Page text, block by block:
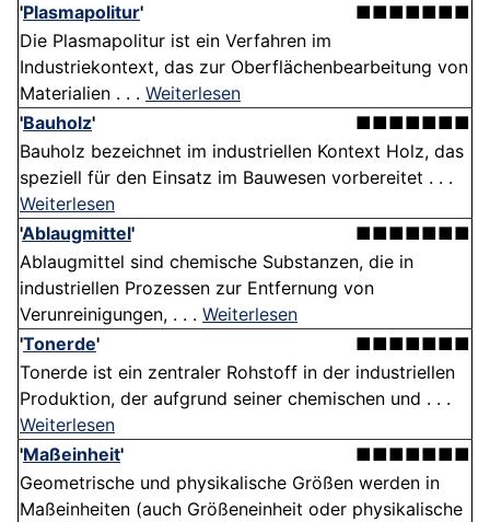
'Plasmapolitur'
■■■■■■■
Die Plasmapolitur ist ein Verfahren im
Industriekontext, das zur Oberflächenbearbeitung von
Materialien . . . Weiterlesen
'Bauholz'
■■■■■■■
Bauholz bezeichnet im industriellen Kontext Holz, das
speziell für den Einsatz im Bauwesen vorbereitet . . .
Weiterlesen
'Ablaugmittel'
■■■■■■■
Ablaugmittel sind chemische Substanzen, die in
industriellen Prozessen zur Entfernung von
Verunreinigungen, . . . Weiterlesen
'Tonerde'
■■■■■■■
Tonerde ist ein zentraler Rohstoff in der industriellen
Produktion, der aufgrund seiner chemischen und . . .
Weiterlesen
'Maßeinheit'
■■■■■■■
Geometrische und physikalische Größen werden in
Maßeinheiten (auch Größeneinheit oder physikalische